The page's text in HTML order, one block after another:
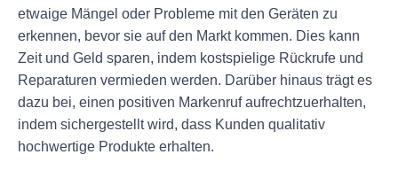
etwaige Mängel oder Probleme mit den Geräten zu
erkennen, bevor sie auf den Markt kommen. Dies kann
Zeit und Geld sparen, indem kostspielige Rückrufe und
Reparaturen vermieden werden. Darüber hinaus trägt es
dazu bei, einen positiven Markenruf aufrechtzuerhalten,
indem sichergestellt wird, dass Kunden qualitativ
hochwertige Produkte erhalten.